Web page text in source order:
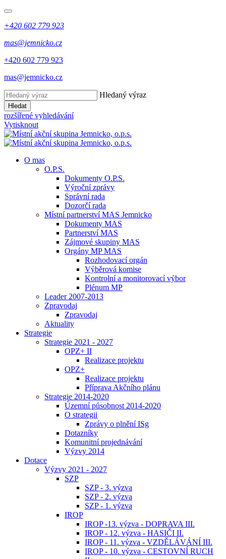
+420 602 779 923
mas@jemnicko.cz
+420 602 779 923
mas@jemnicko.cz
Hledaný výraz
Hledat
rozšířené vyhledávání
Vytisknout
O mas
O.P.S.
Dokumenty O.P.S.
Výroční zprávy
Správní rada
Dozorčí rada
Místní partnerství MAS Jemnicko
Dokumenty MAS
Partnerství MAS
Zájmové skupiny MAS
Orgány MP MAS
Rozhodovací orgán
Výběrová komise
Kontrolní a monitorovací výbor
Plénum MP
Leader 2007-2013
Zpravodaj
Zpravodaj
Aktuality
Strategie
Strategie 2021 - 2027
OPZ+ II
Realizace projektu
OPZ+
Realizace projektu
Příprava Akčního plánu
Strategie 2014-2020
Územní působnost 2014-2020
O strategii
Zprávy o plnění ISg
Dotazníky
Komunitní projednávání
Výzvy 2014
Dotace
Výzvy 2021 - 2027
SZP
SZP - 3. výzva
SZP - 2. výzva
SZP - 1. výzva
IROP
IROP -13. výzva - DOPRAVA III.
IROP - 12. výzva - HASIČI II.
IROP - 11. výzva - VZDĚLÁVÁNÍ III.
IROP - 10. výzva - CESTOVNÍ RUCH